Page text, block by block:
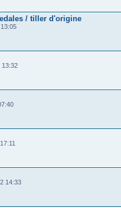
/ tiller d'origine
13:32
14:33